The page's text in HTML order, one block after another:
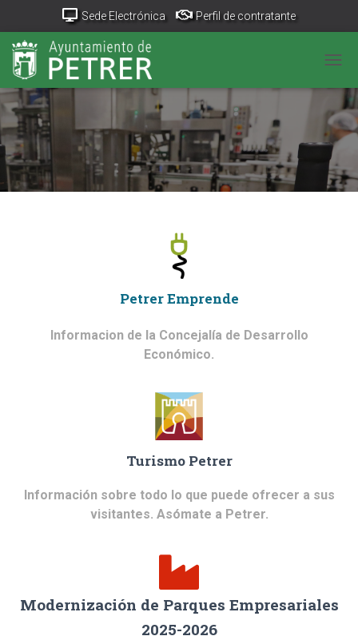
Sede Electrónica Perfil de contratante
Portal Transparencia
Canal de denuncias
Petrer Emprende
Informacion de la Concejalía de Desarrollo
Económico.
Turismo Petrer
Información sobre todo lo que puede ofrecer a sus
visitantes. Asómate a Petrer.
Modernización de Parques Empresariales
2025-2026